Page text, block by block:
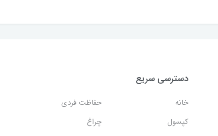
دسترسی سریع
خانه
حفاظت فردی
کپسول
چراغ